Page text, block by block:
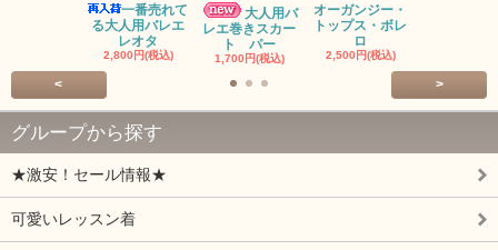
一番売れて
る大人用バレエ
レオタ
2,800円(税込)
大人用バ
レエ巻きスカー
ト パー
1,700円(税込)
オーガンジー・
トップス・ボレ
ロ
2,500円(税込)
< >
グループから探す
★激安！セール情報★
可愛いレッスン着